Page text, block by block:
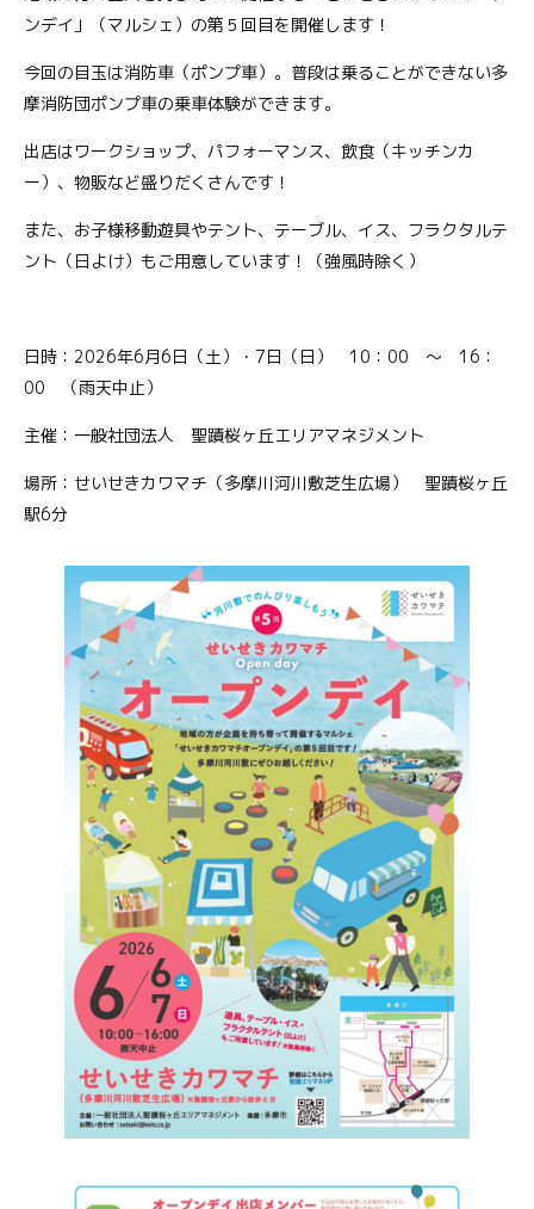
ンデイ」（マルシェ）の第５回目を開催します！
今回の目玉は消防車（ポンプ車）。普段は乗ることができない多
摩消防団ポンプ車の乗車体験ができます。
出店はワークショップ、パフォーマンス、飲食（キッチンカ
ー）、物販など盛りだくさんです！
また、お子様移動遊具やテント、テーブル、イス、フラクタルテ
ント（日よけ）もご用意しています！（強風時除く）
日時：2026年6月6日（土）・7日（日） 10：00 ～ 16：
00 （雨天中止）
主催：一般社団法人 聖蹟桜ヶ丘エリアマネジメント
場所：せいせきカワマチ（多摩川河川敷芝生広場） 聖蹟桜ヶ丘
駅6分